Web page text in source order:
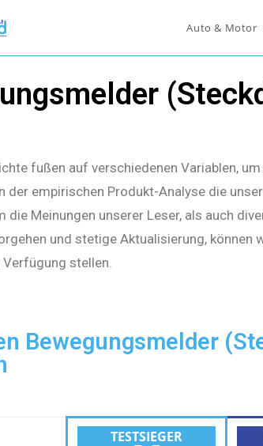
Auto & Motor
fußen auf verschiedenen Variablen,
der empirischen Produkt-Analyse die
die Meinungen unserer Leser, als auch
und stetige Aktualisierung, können
stellen.
Bewegungsmelder
TESTSIEGER